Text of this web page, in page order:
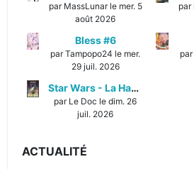
par MassLunar le mer. 5
août 2026
par
Bless #6
par Tampopo24 le mer.
29 juil. 2026
Star Wars - La Haute République - Un équilibre fragile
par Le Doc le dim. 26
juil. 2026
ACTUALITÉ